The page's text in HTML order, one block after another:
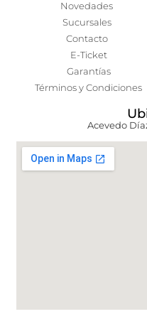
Novedades
Sucursales
Contacto
E-Ticket
Garantías
Términos y Condiciones
Acevedo